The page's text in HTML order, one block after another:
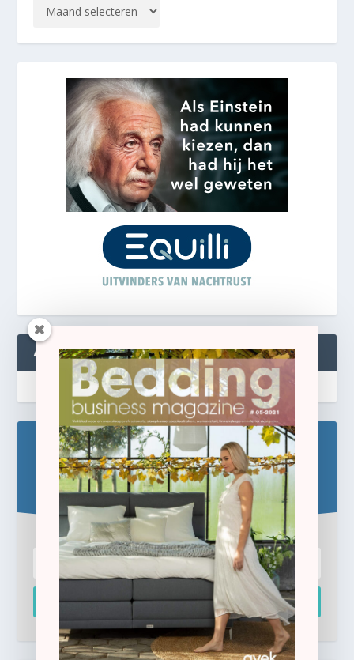
ABONNEREN
Blijf op de hoogte!
Schrijf u hier in voor de gratis e-newsletter.
Inschrijven